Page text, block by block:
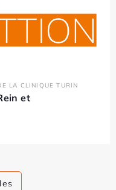
LA CLINIQUE TURIN
et